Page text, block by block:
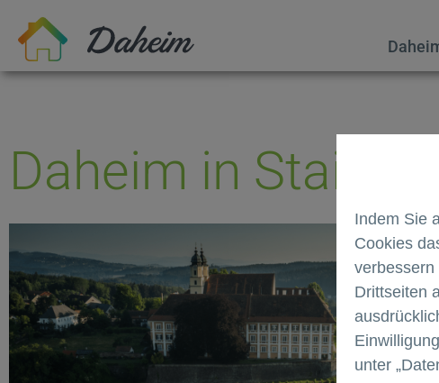
Stainz
Daheim in Stainz
Indem Sie
Cookies
Drittseiten
unter